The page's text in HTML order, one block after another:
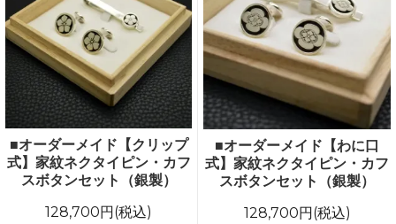
■オーダーメイド【クリップ
式】家紋ネクタイピン・カフ
スボタンセット（銀製）
128,700円(税込)
■オーダーメイド【わに口
式】家紋ネクタイピン・カフ
スボタンセット（銀製）
128,700円(税込)